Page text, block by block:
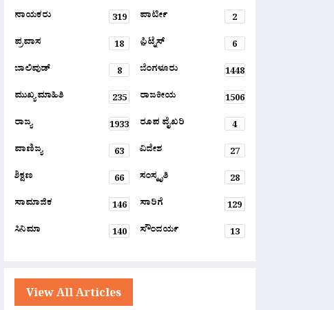
ನಾಯಕರು
319 ಪಾರ್ಟೀ
2
ಪ್ರವಾಸ
18 ಫ಼ಿಟ್ನೆಸ್
6
ಬಾಲಿವುಡ್
8 ಬೆಂಗಳೂರು
1448
ಮುಖ್ಯ ಮಾಹಿತಿ
235 ರಾಜಕೀಯ
1506
ರಾಜ್ಯ
1933 ರೂಪ ವೈಖರಿ
4
ವಾಣಿಜ್ಯ
63 ವಿದೇಶ
27
ಶಿಕ್ಷಣ
66 ಸಂಸ್ಕೃತಿ
28
ಸಾಮಾಜಿಕ
146 ಸಾರಿಗೆ
129
ಸಿನಿಮಾ
140 ಸೌಂದರ್ಯ 13
View All Articles